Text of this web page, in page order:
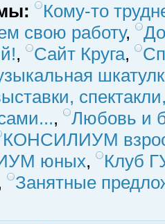
Кому-то
свою работу,
, Сайт Круга,
,
Любовь и
КОНСИЛИУМ
юных,
Клуб
Занятные